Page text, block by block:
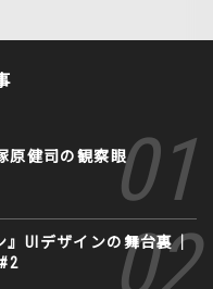
原健司の観察眼
』UIデザインの舞台裏｜